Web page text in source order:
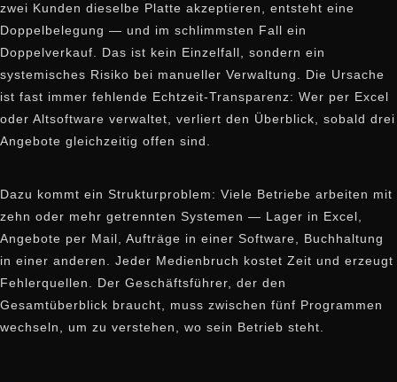
zwei Kunden dieselbe Platte akzeptieren, entsteht eine
Doppelbelegung — und im schlimmsten Fall ein
Doppelverkauf. Das ist kein Einzelfall, sondern ein
systemisches Risiko bei manueller Verwaltung. Die Ursache
ist fast immer fehlende Echtzeit-Transparenz: Wer per Excel
oder Altsoftware verwaltet, verliert den Überblick, sobald drei
Angebote gleichzeitig offen sind.
Dazu kommt ein Strukturproblem: Viele Betriebe arbeiten mit
zehn oder mehr getrennten Systemen — Lager in Excel,
Angebote per Mail, Aufträge in einer Software, Buchhaltung
in einer anderen. Jeder Medienbruch kostet Zeit und erzeugt
Fehlerquellen. Der Geschäftsführer, der den
Gesamtüberblick braucht, muss zwischen fünf Programmen
wechseln, um zu verstehen, wo sein Betrieb steht.